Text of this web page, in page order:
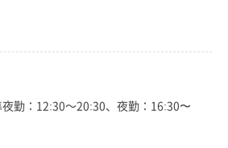
勤：12:30～20:30、夜勤：16:30〜